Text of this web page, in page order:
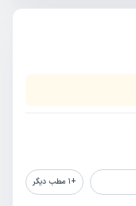
+
1 مطب دیگر